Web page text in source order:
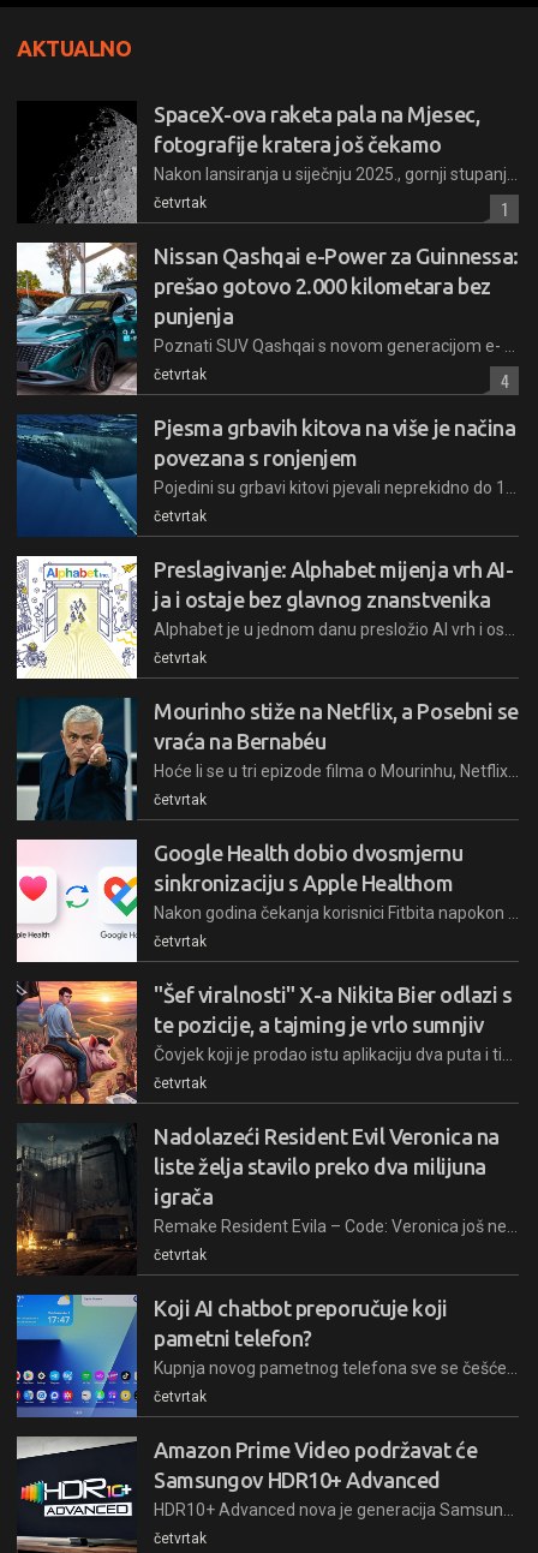
AKTUALNO
SpaceX-ova raketa pala na Mjesec,
fotografije kratera još čekamo
četvrtak 1
Nissan Qashqai e-Power za Guinnessa:
prešao gotovo 2.000 kilometara bez
punjenja
četvrtak 4
Pjesma grbavih kitova na više je načina
povezana s ronjenjem
četvrtak
Preslagivanje: Alphabet mijenja vrh AI-
ja i ostaje bez glavnog znanstvenika
četvrtak
Mourinho stiže na Netflix, a Posebni se
vraća na Bernabéu
četvrtak
Google Health dobio dvosmjernu
sinkronizaciju s Apple Healthom
četvrtak
"Šef viralnosti" X-a Nikita Bier odlazi s
te pozicije, a tajming je vrlo sumnjiv
četvrtak
Nadolazeći Resident Evil Veronica na
liste želja stavilo preko dva milijuna
igrača
četvrtak
Koji AI chatbot preporučuje koji
pametni telefon?
četvrtak
Amazon Prime Video podržavat će
Samsungov HDR10+ Advanced
četvrtak